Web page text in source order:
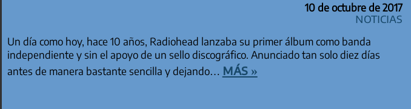
10 de octubre de 2017
Noticias
Un día como hoy, hace 10 años, Radiohead lanzaba su primer álbum como banda
independiente y sin el apoyo de un sello discográfico. Anunciado tan solo diez días
antes de manera bastante sencilla y dejando… más »